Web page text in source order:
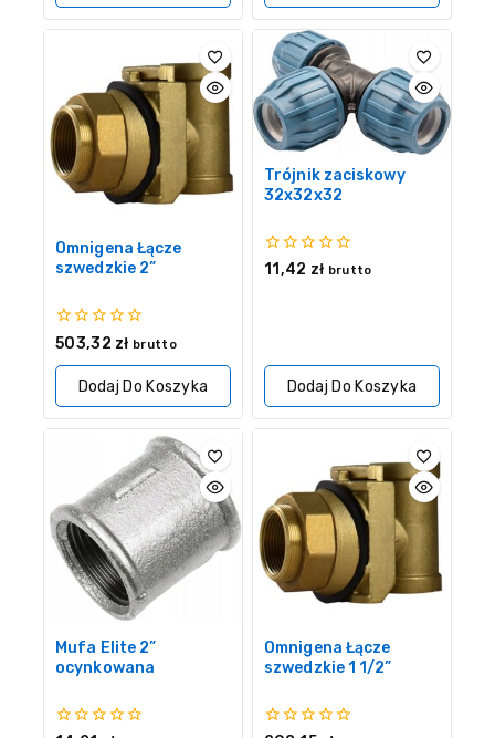
Omnigena Łącze
szwedzkie 2”
0
5
503,32 zł brutto
Dodaj Do Koszyka
Trójnik zaciskowy
32x32x32
0
11,42 zł brutto
Dodaj Do Koszyka
Mufa Elite 2”
ocynkowana
Omnigena Łącze
szwedzkie 1 1/2”